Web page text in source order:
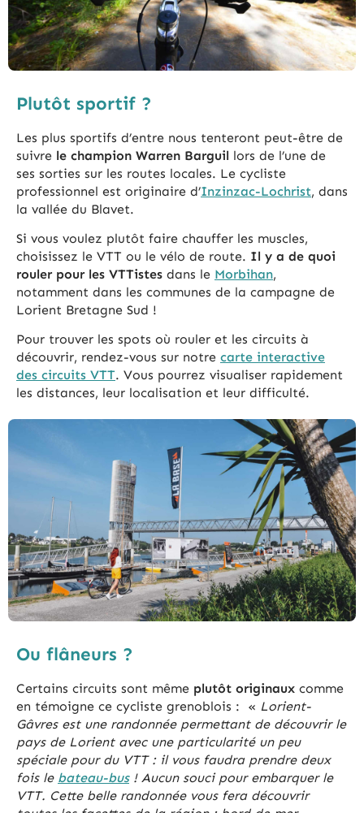
Plutôt sportif ?
Les plus sportifs d’entre nous tenteront peut-être de
suivre le champion Warren Barguil lors de l’une de
ses sorties sur les routes locales. Le cycliste
professionnel est originaire d’Inzinzac-Lochrist, dans
la vallée du Blavet.
Si vous voulez plutôt faire chauffer les muscles,
choisissez le VTT ou le vélo de route. Il y a de quoi
rouler pour les VTTistes dans le Morbihan,
notamment dans les communes de la campagne de
Lorient Bretagne Sud !
Pour trouver les spots où rouler et les circuits à
découvrir, rendez-vous sur notre carte interactive
des circuits VTT. Vous pourrez visualiser rapidement
les distances, leur localisation et leur difficulté.
Ou flâneurs ?
Certains circuits sont même plutôt originaux comme
en témoigne ce cycliste grenoblois : « Lorient-
Gâvres est une randonnée permettant de découvrir le
pays de Lorient avec une particularité un peu
spéciale pour du VTT : il vous faudra prendre deux
fois le bateau-bus! Aucun souci pour embarquer le
VTT. Cette belle randonnée vous fera découvrir